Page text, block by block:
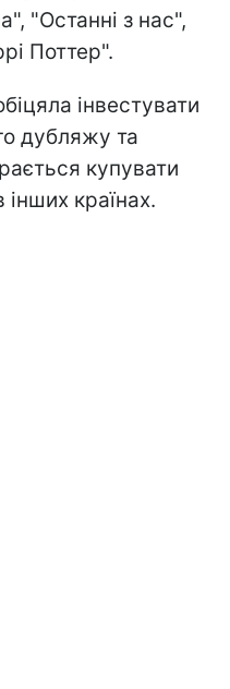
"Останні з нас",
Поттер".
інвестувати
дубляжу та
купувати
інших країнах.